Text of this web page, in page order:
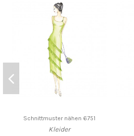
Schnittmuster nähen 6751
Kleider